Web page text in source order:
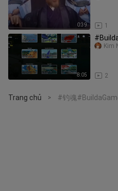
0:39 1
8:05 2
Kim
Trang chủ > #钓魂